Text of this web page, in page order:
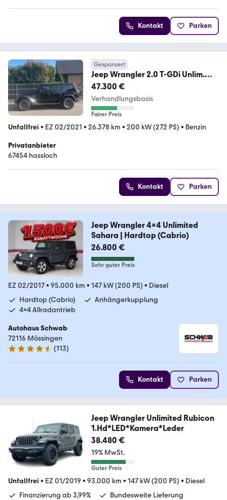
Kontakt Parken
Gesponsert
Jeep Wrangler 2.0 T-GDi Unlim.
80th Anniversary A...
47.300 €
Verhandlungsbasis
Fairer Preis
Unfallfrei • EZ 02/2021 • 26.378 km • 200 kW (272 PS) • Benzin
Privatanbieter
67454 hassloch
Kontakt Parken
Jeep Wrangler 4x4 Unlimited
Sahara | Hardtop (Cabrio)
26.800 €
Sehr guter Preis
EZ 02/2017• 95.000 km • 147 kW (200 PS) • Diesel
Hardtop (Cabrio)
Anhängerkupplung
4x4 Allradantrieb
Autohaus Schwab
72116 Mössingen
4.6 Sterne
(113)
Kontakt Parken
Jeep Wrangler Unlimited Rubicon
1.Hd*LED*Kamera*Leder
38.480 €
19% MwSt.
Guter Preis
Unfallfrei • EZ 01/2019 • 93.000 km • 147 kW (200 PS) • Diesel
Finanzierung ab 3,99%
Bundesweite Lieferung